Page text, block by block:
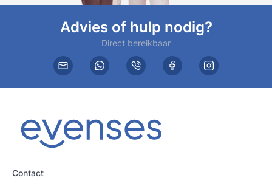
Advies of hulp nodig?
Direct bereikbaar
Contact